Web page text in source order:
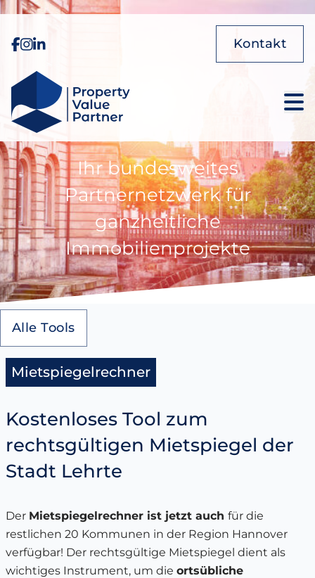
Kontakt
Ihr bundesweites
Partnernetzwerk für
ganzheitliche
Immobilienprojekte
Alle Tools
Mietspiegelrechner
Kostenloses Tool zum
rechtsgültigen Mietspiegel der
Stadt Lehrte
Der Mietspiegelrechner ist jetzt auch für die
restlichen 20 Kommunen in der Region Hannover
verfügbar! Der rechtsgültige Mietspiegel dient als
wichtiges Instrument, um die ortsübliche